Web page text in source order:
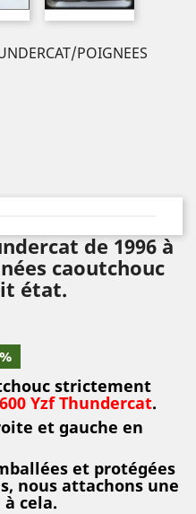
POIGNEES
de 1996 à
caoutchouc
état.
strictement
Yzf Thundercat.
et gauche en
et protégées
nous attachons une
cela.